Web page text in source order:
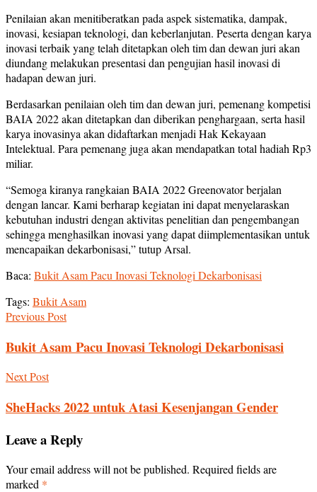
Penilaian akan menitiberatkan pada aspek sistematika, dampak,
inovasi, kesiapan teknologi, dan keberlanjutan. Peserta dengan karya
inovasi terbaik yang telah ditetapkan oleh tim dan dewan juri akan
diundang melakukan presentasi dan pengujian hasil inovasi di
hadapan dewan juri.
Berdasarkan penilaian oleh tim dan dewan juri, pemenang kompetisi
BAIA 2022 akan ditetapkan dan diberikan penghargaan, serta hasil
karya inovasinya akan didaftarkan menjadi Hak Kekayaan
Intelektual. Para pemenang juga akan mendapatkan total hadiah Rp3
miliar.
“Semoga kiranya rangkaian BAIA 2022 Greenovator berjalan
dengan lancar. Kami berharap kegiatan ini dapat menyelaraskan
kebutuhan industri dengan aktivitas penelitian dan pengembangan
sehingga menghasilkan inovasi yang dapat diimplementasikan untuk
mencapaikan dekarbonisasi,” tutup Arsal.
Baca: Bukit Asam Pacu Inovasi Teknologi Dekarbonisasi
Tags: Bukit Asam
Previous Post
Bukit Asam Pacu Inovasi Teknologi Dekarbonisasi
Next Post
SheHacks 2022 untuk Atasi Kesenjangan Gender
Leave a Reply
Your email address will not be published. Required fields are
marked *